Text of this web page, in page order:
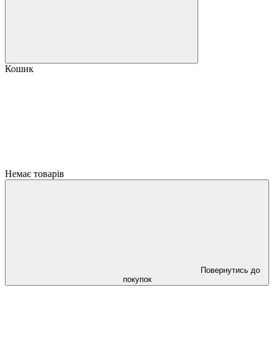
Кошик
Немає товарів
Повернутись до
покупок